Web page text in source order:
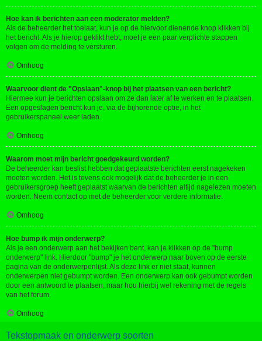
Hoe kan ik berichten aan een moderator melden?
Als de beheerder het toelaat, kun je op de hiervoor dienende knop klikken bij
het bericht. Als je hierop geklikt hebt, moet je een paar verplichte stappen
volgen om de melding te versturen.
Omhoog
Waarvoor dient de "Opslaan"-knop bij het plaatsen van een bericht?
Hiermee kun je berichten opslaan om ze dan later af te werken en te plaatsen.
Een opgeslagen bericht kun je, via de bijhorende optie, in het
gebruikerspaneel weer laden.
Omhoog
Waarom moet mijn bericht goedgekeurd worden?
De beheerder kan beslist hebben dat geplaatste berichten eerst nagekeken
moeten worden. Het is tevens ook mogelijk dat de beheerder je in een
gebruikersgroep heeft geplaatst waarvan de berichten altijd nagelezen moeten
worden. Neem contact op met de beheerder voor verdere informatie.
Omhoog
Hoe bump ik mijn onderwerp?
Als je een onderwerp aan het bekijken bent, kan je klikken op de "bump
onderwerp" link. Hierdoor "bump" je het onderwerp naar boven op de eerste
pagina van de onderwerpenlijst. Als deze link er niet staat, kunnen
onderwerpen niet gebumpt worden. Een onderwerp kan ook gebumpt worden
door een antwoord te plaatsen, maar hou hierbij wel rekening met de regels
van het forum.
Omhoog
Tekstopmaak en onderwerp soorten